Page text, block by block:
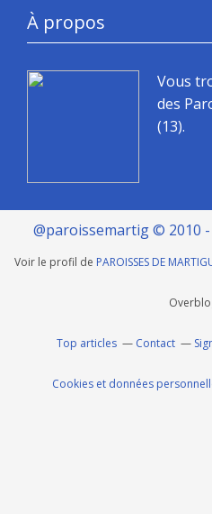
À propos
Vous
des
(13).
@paroissemartig © 2010
Voir le profil de PAROISSES DE
Top articles Contact
Cookies et données